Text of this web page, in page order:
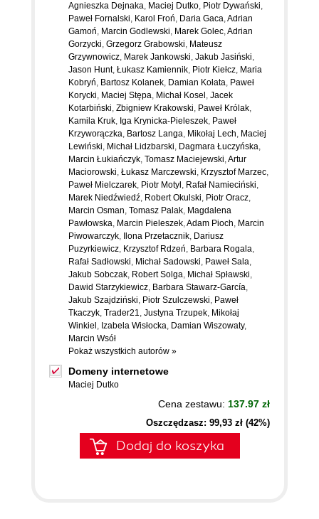
Agnieszka Dejnaka, Maciej Dutko, Piotr Dywański,
Paweł Fornalski, Karol Froń, Daria Gaca,Adrian
Gamoń, Marcin Godlewski, Marek Golec,Adrian
Gorzycki, Grzegorz Grabowski, Mateusz
Grzywnowicz, Marek Jankowski, Jakub Jasiński,
Jason Hunt, Łukasz Kamiennik, Piotr Kiełcz, Maria
Kobryń, Bartosz Kolanek, Damian Kołata, Paweł
Korycki, Maciej Stępa, Michał Kosel , Jacek
Kotarbiński, Zbigniew Krakowski, Paweł Królak,
Kamila Kruk, Iga Krynicka-Pieleszek, Paweł
Krzyworączka, Bartosz Langa, Mikołaj Lech, Maciej
Lewiński, Michał Lidzbarski, Dagmara Łuczyńska,
Marcin Łukiańczyk, Tomasz Maciejewski,Artur
Maciorowski, Łukasz Marczewski, Krzysztof Marzec,
Paweł Mielczarek, Piotr Motyl , Rafał Namieciński,
Marek Niedźwiedź, Robert Okulski, Piotr Oracz,
Marcin Osman, Tomasz Palak, Magdalena
Pawłowska, Marcin Pieleszek,Adam Pioch, Marcin
Piwowarczyk, Ilona Przetacznik, Dariusz
Puzyrkiewicz, Krzysztof Rdzeń, Barbara Rogala,
Rafał Sadłowski, Michał Sadowski, Paweł Sala,
Jakub Sobczak, Robert Solga, Michał Spławski,
Dawid Starzykiewicz, Barbara Stawarz-García,
Jakub Szajdziński, Piotr Szulczewski, Paweł
Tkaczyk, Trader21, Justyna Trzupek, Mikołaj
Winkiel , Izabela Wisłocka, Damian Wiszowaty,
Marcin Wsół
Pokaż wszystkich autorów »
Domeny internetowe
Maciej Dutko
Cena zestawu: 137.97 zł
Oszczędzasz: 99,93 zł (42%)
Dodaj do koszyka